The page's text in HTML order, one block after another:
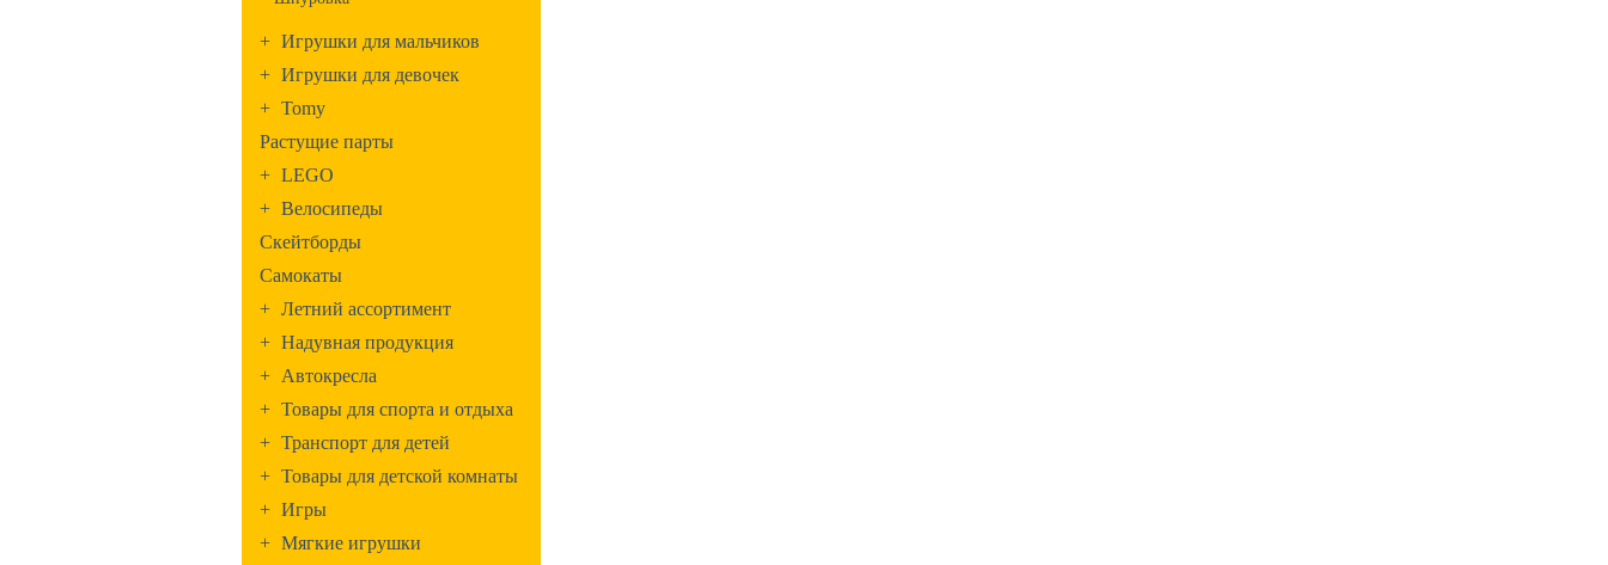
+ Игрушки для мальчиков
+ Игрушки для девочек
+ Tomy
Растущие парты
+ LEGO
+ Велосипеды
Скейтборды
Самокаты
+ Летний ассортимент
+ Надувная продукция
+ Автокресла
+ Товары для спорта и отдыха
+ Транспорт для детей
+ Товары для детской комнаты
+ Игры
+ Мягкие игрушки